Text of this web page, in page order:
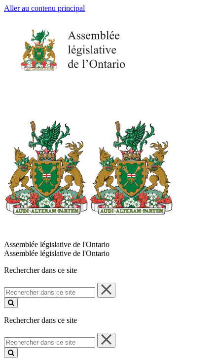
Aller au contenu principal
Assemblée législative de l'Ontario
Assemblée législative de l'Ontario
Rechercher dans ce site
Rechercher
dans
ce
Rechercher dans ce site
Rechercher
dans
ce